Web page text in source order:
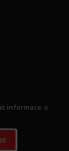
informace o